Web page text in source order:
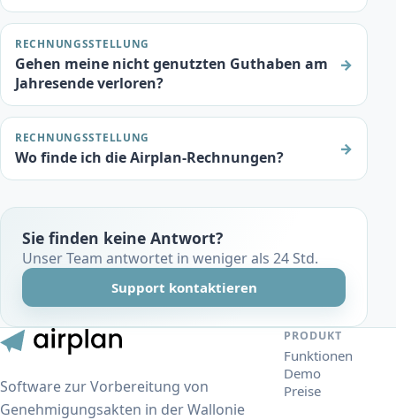
RECHNUNGSSTELLUNG
Gehen meine nicht genutzten Guthaben am
Jahresende verloren?
→
RECHNUNGSSTELLUNG
Wo finde ich die Airplan-Rechnungen? →
Sie finden keine Antwort?
Unser Team antwortet in weniger als 24 Std.
Support kontaktieren
Software zur Vorbereitung von
Genehmigungsakten in der Wallonie
PRODUKT
Funktionen
Demo
Preise